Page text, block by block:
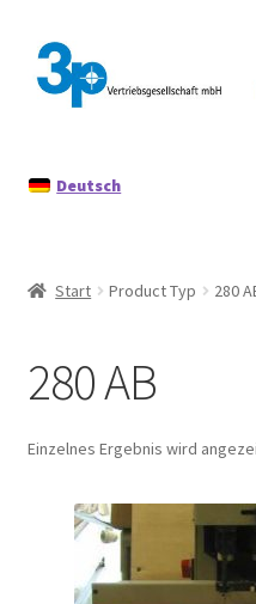
Zur
Navigation
springen
Zum
Inhalt
springen
Datenschutz
Mein Konto
Deutsch
Start Product Typ 280
280 AB
Einzelnes Ergebnis wird